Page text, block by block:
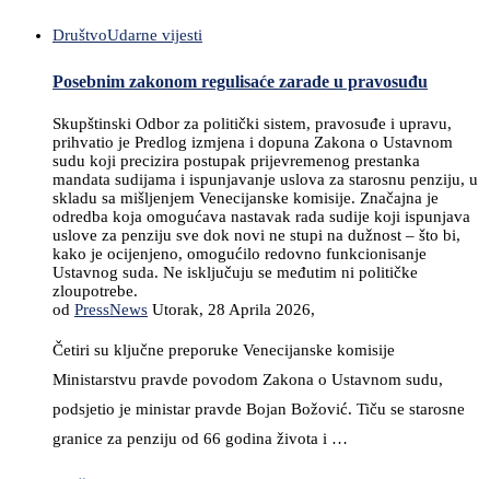
DruštvoUdarne vijesti
Posebnim zakonom regulisaće zarade u pravosuđu
Skupštinski Odbor za politički sistem, pravosuđe i upravu,
prihvatio je Predlog izmjena i dopuna Zakona o Ustavnom
sudu koji precizira postupak prijevremenog prestanka
mandata sudijama i ispunjavanje uslova za starosnu penziju, u
skladu sa mišljenjem Venecijanske komisije. Značajna je
odredba koja omogućava nastavak rada sudije koji ispunjava
uslove za penziju sve dok novi ne stupi na dužnost – što bi,
kako je ocijenjeno, omogućilo redovno funkcionisanje
Ustavnog suda. Ne isključuju se međutim ni političke
zloupotrebe.
od PressNews Utorak, 28 Aprila 2026,
Četiri su ključne preporuke Venecijanske komisije
Ministarstvu pravde povodom Zakona o Ustavnom sudu,
podsjetio je ministar pravde Bojan Božović. Tiču se starosne
granice za penziju od 66 godina života i …